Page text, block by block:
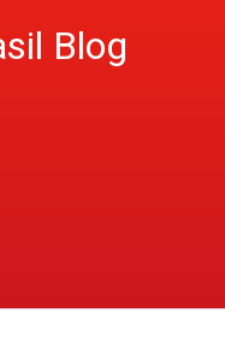
Blog